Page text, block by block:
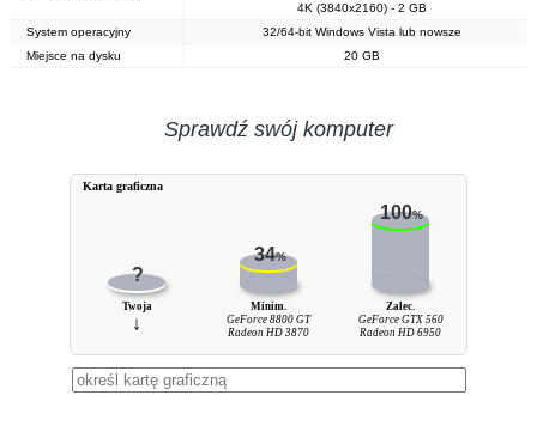
4K (3840x2160) - 2 GB
System operacyjny
32/64-bit Windows Vista lub nowsze
Miejsce na dysku
20 GB
Sprawdź swój komputer
?
34%
100%
Twoja
↓
Minim.
GeForce 8800 GT
Radeon HD 3870
Zalec.
GeForce GTX 560
Radeon HD 6950
Karta graficzna